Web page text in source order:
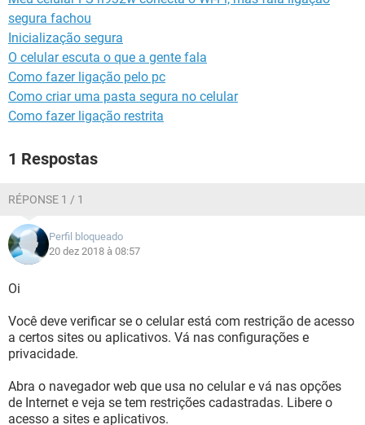
segura fachou
Inicialização segura
O celular escuta o que a gente fala
Como fazer ligação pelo pc
Como criar uma pasta segura no celular
Como fazer ligação restrita
1 Respostas
RÉPONSE 1 / 1
Perfil bloqueado
20 dez 2018 à 08:57
Oi
Você deve verificar se o celular está com restrição de acesso
a certos sites ou aplicativos. Vá nas configurações e
privacidade.
Abra o navegador web que usa no celular e vá nas opções
de Internet e veja se tem restrições cadastradas. Libere o
acesso a sites e aplicativos.